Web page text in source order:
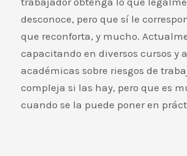
desconoce, pero que sí le
que reconforta, y mucho.
capacitando en diversos cursos y
académicas sobre riesgos de
compleja si las hay, pero que es
cuando se la puede poner en